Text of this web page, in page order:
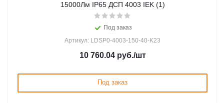
15000Лм IP65 ДСП 4003 IEK (1)
Под заказ
Артикул: LDSP0-4003-150-40-K23
10 760.04руб./шт
Под заказ